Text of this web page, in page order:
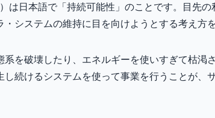
日本語で「持続可能性」のことです。目先の
システムの維持に目を向けようとする考え方を
を破壊したり、エネルギーを使いすぎて枯渇
続けるシステムを使って事業を行うことが、